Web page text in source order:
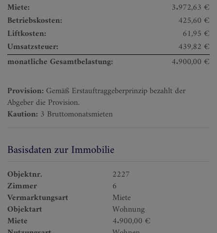
Miete:
3.972,63 €
Betriebskosten:
425,60 €
Liftkosten:
61,95 €
Umsatzsteuer:
439,82 €
monatliche Gesamtbelastung:
4.900,00 €
Provision: Gemäß Erstauftraggeberprinzip bezahlt der
Abgeber die Provision.
Kaution: 3 Bruttomonatsmieten
Basisdaten zur Immobilie
Objektnr.
2227
Zimmer
6
Vermarktungsart
Miete
Objektart
Wohnung
Miete
4.900,00 €